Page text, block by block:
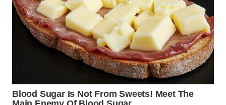
WN
INDRAMAYU
WN